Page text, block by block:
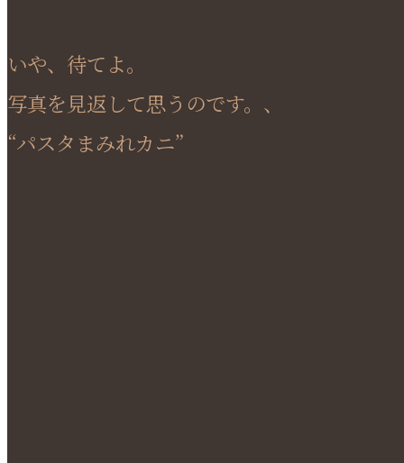
いや、待てよ。
写真を見返して思うのです。、
“パスタまみれカニ”